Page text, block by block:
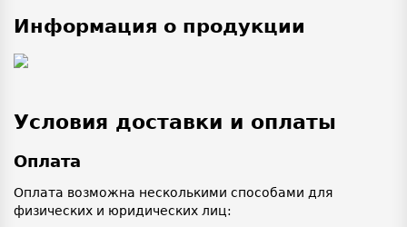
Информация о продукции
Условия доставки и оплаты
Оплата
Оплата возможна несколькими способами для
физических и юридических лиц: